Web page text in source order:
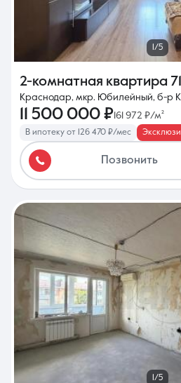
1/5
2-комнатная квартира
Краснодар, мкр. Юбилейный, б-р
11 500 000 ₽ 161 972 ₽/м²
В ипотеку от 126 470 ₽/мес
Позвонить
1/5